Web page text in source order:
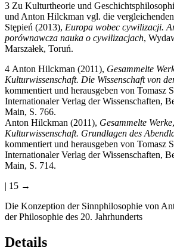
3 Zu Kulturtheorie und
und Anton Hilckman vgl. die
Stępień (2013), Europa wobec cywilizacji.
porównawcza nauka o cywilizacjach,
Marszałek, Toruń.
4 Anton Hilckman (2011), Gesammelte
Kulturwissenschaft. Die Wissenschaft von
kommentiert und herausgeben von Tomasz
Internationaler Verlag der Wissenschaften,
Main, S. 766.
Anton Hilckman (2011), Gesammelte Werke
Kulturwissenschaft. Grundlagen des
kommentiert und herausgeben von Tomasz
Internationaler Verlag der Wissenschaften,
Main, S. 714.
| 15 →
Die Konzeption der Sinnphilosophie von
der Philosophie des 20. Jahrhunderts
Details